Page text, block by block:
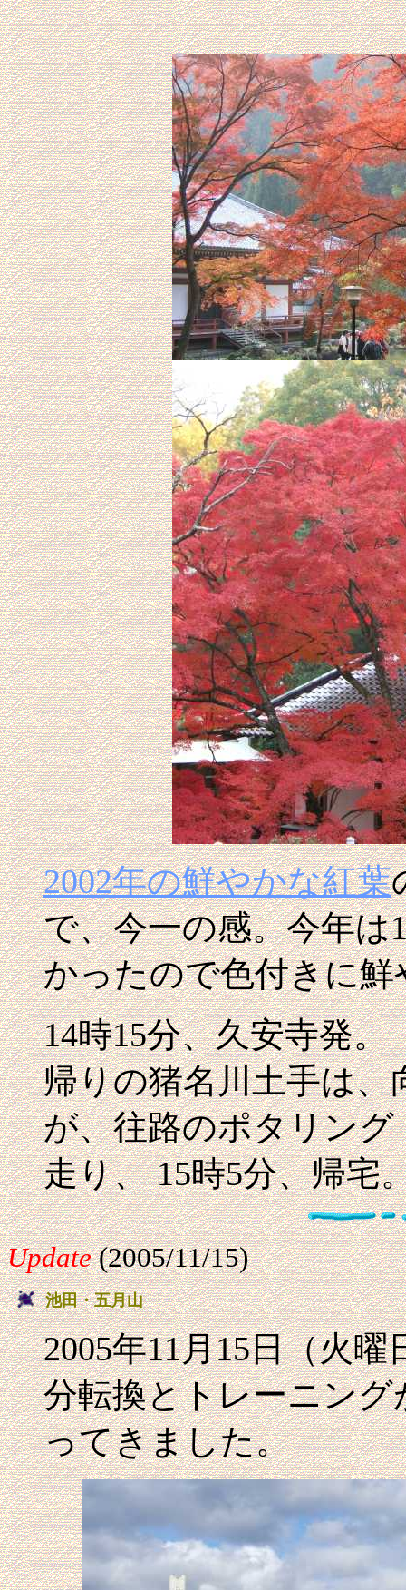
2002年の鮮やかな紅葉
で、今一の感。今年は
かったので色付きに
14時15分、久安寺発。
帰りの猪名川土手は
が、往路のポタリン
走り、 15時5分、帰宅
Update(2005/11/15)
池田・五月山
2005年11月15日（火
分転換とトレーニン
ってきました。